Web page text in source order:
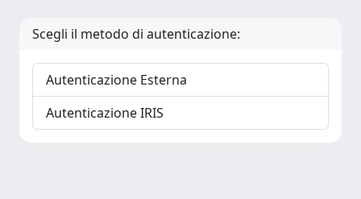
Scegli il metodo di autenticazione:
Autenticazione Esterna
Autenticazione IRIS